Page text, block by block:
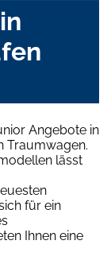
Angebote in
Traumwagen.
lässt
für ein
Ihnen eine